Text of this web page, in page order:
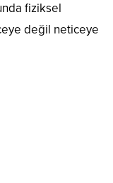
fiziksel
değil neticeye